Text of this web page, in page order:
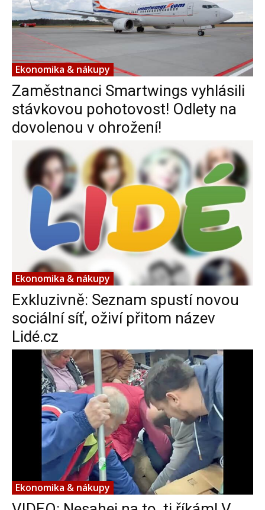
Ekonomika & nákupy
Zaměstnanci Smartwings vyhlásili
stávkovou pohotovost! Odlety na
dovolenou v ohrožení!
Ekonomika & nákupy
Exkluzivně: Seznam spustí novou
sociální síť, oživí přitom název
Lidé.cz
Ekonomika & nákupy